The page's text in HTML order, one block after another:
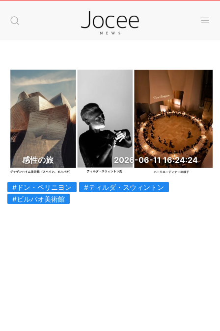
感性の旅 2026-06-11 16:24:24
#ドン・ペリニヨン
#ティルダ・スウィントン
#ビルバオ美術館